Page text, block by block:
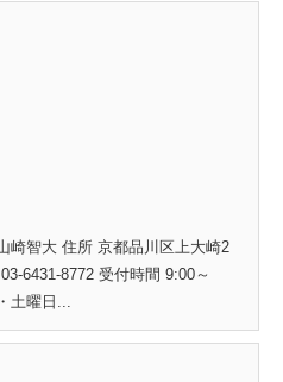
崎智大 住所 京都品川区上大崎2
6431-8772 受付時間 9:00～
土曜日...